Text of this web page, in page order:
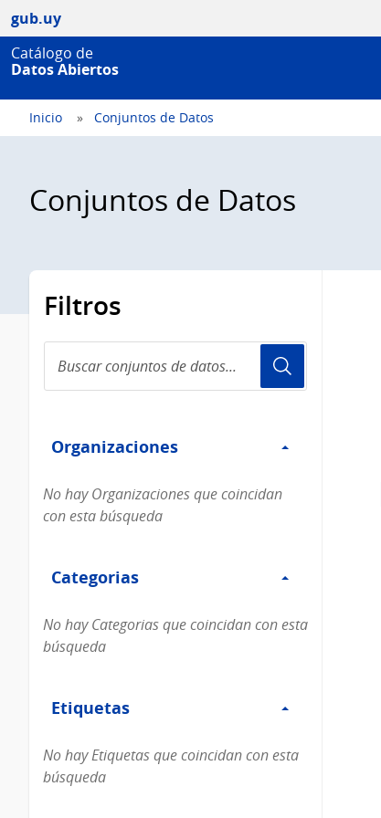
gub.uy
Catálogo de
Datos Abiertos
Inicio Conjuntos de Datos
Conjuntos de Datos
Filtros
conjuntos
de
Organizaciones
Organizaciones
No hay Organizaciones que coincidan
con esta búsqueda
Categorias
Categorias
No hay Categorias que coincidan con esta
búsqueda
Etiquetas
Etiquetas
No hay Etiquetas que coincidan con esta
búsqueda